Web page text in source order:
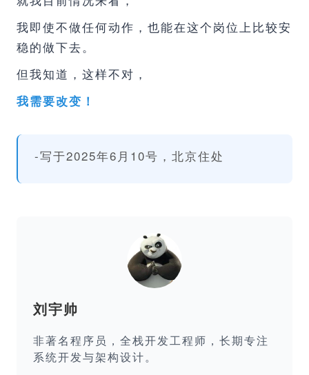
我即使不做任何动作，也能在这个岗位上比较安
稳的做下去。
但我知道，这样不对，
我需要改变！
-写于2025年6月10号，北京住处
刘宇帅
非著名程序员，全栈开发工程师，长期专注
系统开发与架构设计。